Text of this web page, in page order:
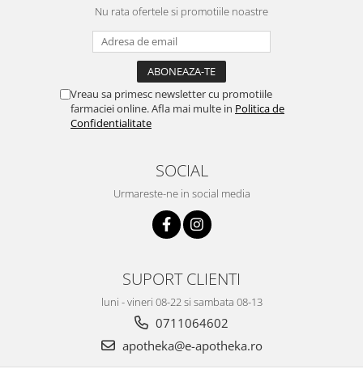
Nu rata ofertele si promotiile noastre
Vreau sa primesc newsletter cu promotiile
farmaciei online. Afla mai multe in Politica de
Confidentialitate
SOCIAL
Urmareste-ne in social media
SUPORT CLIENTI
luni - vineri 08-22 si sambata 08-13
0711064602
apotheka@e-apotheka.ro